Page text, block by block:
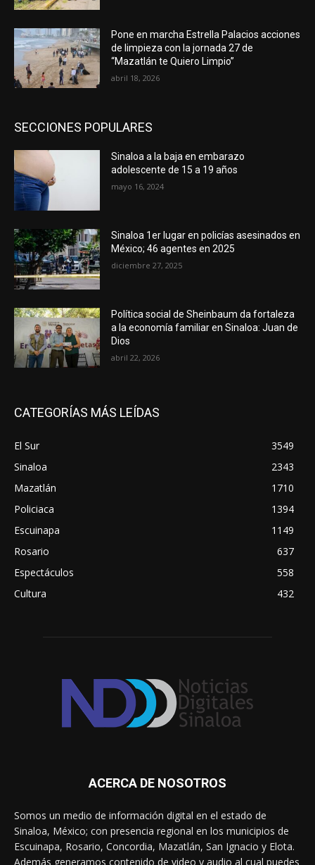
Pone en marcha Estrella Palacios acciones
de limpieza con la jornada 27 de
“Mazatlán te Quiero Limpio”
abril 18, 2026
SECCIONES POPULARES
Sinaloa a la baja en embarazo
adolescente de 15 a 19 años
mayo 16, 2024
Sinaloa 1er lugar en policías asesinados en
México; 46 agentes en 2025
diciembre 27, 2025
Política social de Sheinbaum da fortaleza
a la economía familiar en Sinaloa: Juan de
Dios
abril 22, 2026
CATEGORÍAS MÁS LEÍDAS
El Sur
3549
Sinaloa
2343
Mazatlán
1710
Policiaca
1394
Escuinapa
1149
Rosario
637
Espectáculos
558
Cultura
432
ACERCA DE NOSOTROS
Somos un medio de información digital en el estado de
Sinaloa, México; con presencia regional en los municipios de
Escuinapa, Rosario, Concordia, Mazatlán, San Ignacio y Elota.
Además generamos contenido de video y audio al cual puedes